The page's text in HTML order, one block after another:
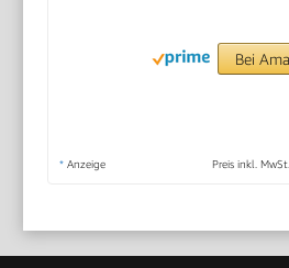
Bei
* Anzeige Preis inkl.